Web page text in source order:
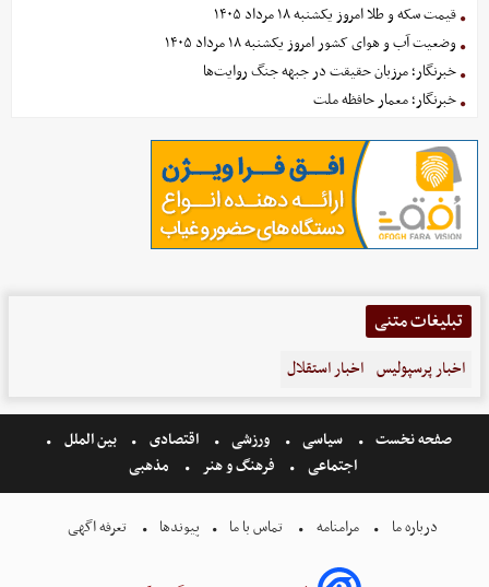
قیمت سکه و طلا امروز یکشنبه ۱۸ مرداد ۱۴۰۵
وضعیت آب و هوای کشور امروز یکشنبه ۱۸ مرداد ۱۴۰۵
خبرنگار؛ مرزبان حقیقت در جبهه جنگ روایت‌ها
خبرنگار؛ معمار حافظه ملت
تبلیغات متنی
اخبار پرسپولیس اخبار استقلال
صفحه نخست سیاسی ورزشی اقتصادی
بین الملل
اجتماعی
فرهنگ و هنر مذهبی
درباره ما مرامنامه تماس با ما پیوندها تعرفه اگهی